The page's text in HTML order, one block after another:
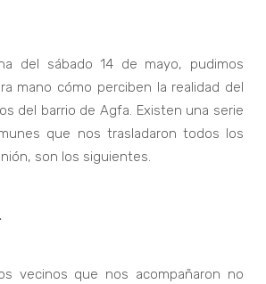
del sábado 14 de mayo, pudimos
mano cómo perciben la realidad del
del barrio de Agfa. Existen una serie
que nos trasladaron todos los
son los siguientes.
vecinos que nos acompañaron no